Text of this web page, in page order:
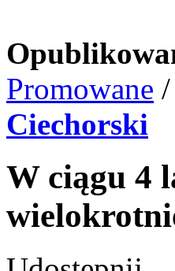
Promowane /
Ciechorski
W ciągu 4